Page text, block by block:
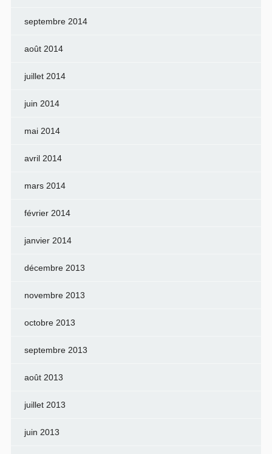
septembre 2014
août 2014
juillet 2014
juin 2014
mai 2014
avril 2014
mars 2014
février 2014
janvier 2014
décembre 2013
novembre 2013
octobre 2013
septembre 2013
août 2013
juillet 2013
juin 2013